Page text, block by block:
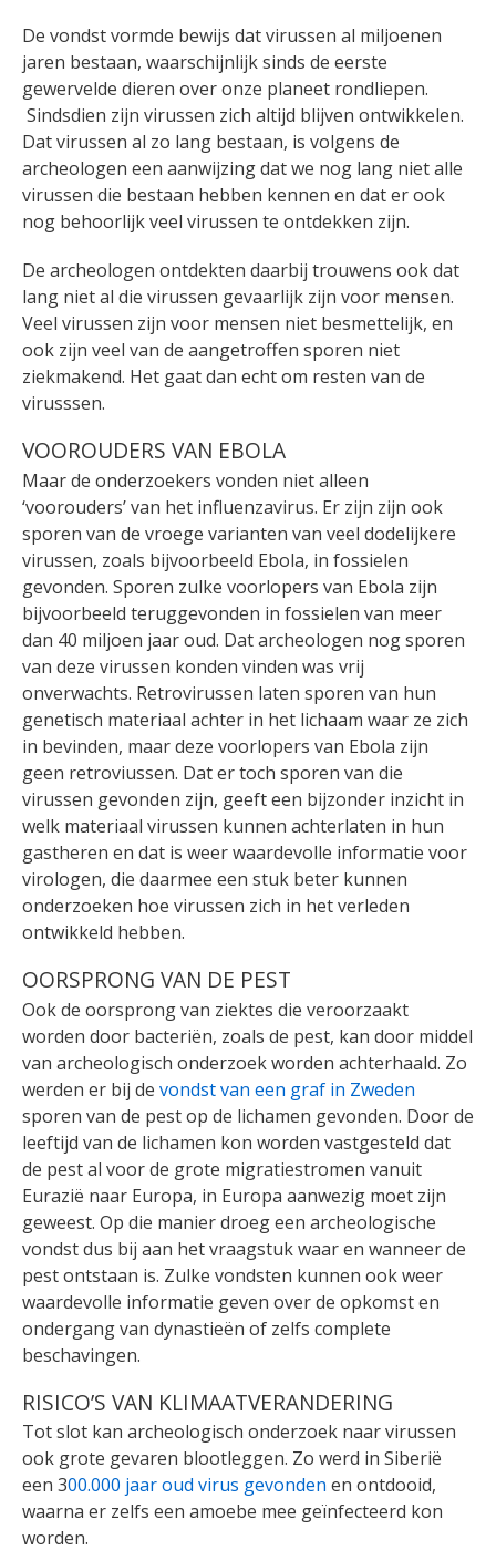
De vondst vormde bewijs dat virussen al miljoenen
jaren bestaan, waarschijnlijk sinds de eerste
gewervelde dieren over onze planeet rondliepen.
Sindsdien zijn virussen zich altijd blijven ontwikkelen.
Dat virussen al zo lang bestaan, is volgens de
archeologen een aanwijzing dat we nog lang niet alle
virussen die bestaan hebben kennen en dat er ook
nog behoorlijk veel virussen te ontdekken zijn.
De archeologen ontdekten daarbij trouwens ook dat
lang niet al die virussen gevaarlijk zijn voor mensen.
Veel virussen zijn voor mensen niet besmettelijk, en
ook zijn veel van de aangetroffen sporen niet
ziekmakend. Het gaat dan echt om resten van de
virusssen.
VOOROUDERS VAN EBOLA
Maar de onderzoekers vonden niet alleen
‘voorouders’ van het influenzavirus. Er zijn zijn ook
sporen van de vroege varianten van veel dodelijkere
virussen, zoals bijvoorbeeld Ebola, in fossielen
gevonden. Sporen zulke voorlopers van Ebola zijn
bijvoorbeeld teruggevonden in fossielen van meer
dan 40 miljoen jaar oud. Dat archeologen nog sporen
van deze virussen konden vinden was vrij
onverwachts. Retrovirussen laten sporen van hun
genetisch materiaal achter in het lichaam waar ze zich
in bevinden, maar deze voorlopers van Ebola zijn
geen retroviussen. Dat er toch sporen van die
virussen gevonden zijn, geeft een bijzonder inzicht in
welk materiaal virussen kunnen achterlaten in hun
gastheren en dat is weer waardevolle informatie voor
virologen, die daarmee een stuk beter kunnen
onderzoeken hoe virussen zich in het verleden
ontwikkeld hebben.
OORSPRONG VAN DE PEST
Ook de oorsprong van ziektes die veroorzaakt
worden door bacteriën, zoals de pest, kan door middel
van archeologisch onderzoek worden achterhaald. Zo
werden er bij de vondst van een graf in Zweden
sporen van de pest op de lichamen gevonden. Door de
leeftijd van de lichamen kon worden vastgesteld dat
de pest al voor de grote migratiestromen vanuit
Eurazië naar Europa, in Europa aanwezig moet zijn
geweest. Op die manier droeg een archeologische
vondst dus bij aan het vraagstuk waar en wanneer de
pest ontstaan is. Zulke vondsten kunnen ook weer
waardevolle informatie geven over de opkomst en
ondergang van dynastieën of zelfs complete
beschavingen.
RISICO’S VAN KLIMAATVERANDERING
Tot slot kan archeologisch onderzoek naar virussen
ook grote gevaren blootleggen. Zo werd in Siberië
een 300.000 jaar oud virus gevonden en ontdooid,
waarna er zelfs een amoebe mee geïnfecteerd kon
worden.